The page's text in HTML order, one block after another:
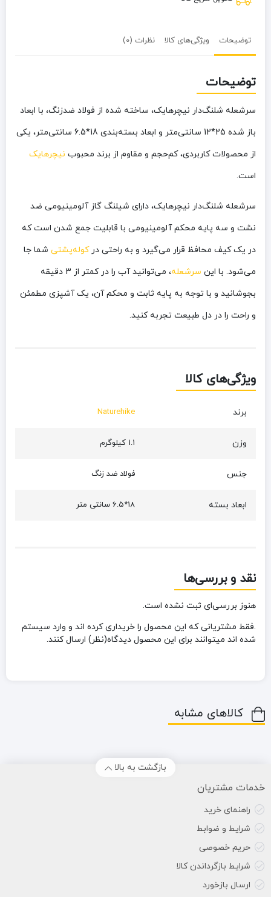
توضیحات ویژگی‌های کالا نظرات (0)
توضیحات
سرشعله شلنگ‌دار نیچرهایک، ساخته شده از فولاد ضدزنگ، با ابعاد
باز شده 25*12 سانتی‌متر و ابعاد بسته‌بندی 18*6.5 سانتی‌متر، یکی
از محصولات کاربردی، کم‌حجم و مقاوم از برند محبوب نیچرهایک
است.
سرشعله شلنگ‌دار نیچرهایک، دارای شیلنگ گاز آلومینیومی ضد
نشت و سه پایه محکم آلومینیومی با قابلیت جمع شدن است که
در یک کیف محافظ قرار می‌گیرد و به راحتی درکوله‌پشتی شما جا
می‌شود. با این سرشعله
، می‌توانید آب را در کمتر از 3 دقیقه
بجوشانید و با توجه به پایه ثابت و محکم آن، یک آشپزی مطمئن
و راحت را در دل طبیعت تجربه کنید.
ویژگی‌های کالا
برند Naturehike
وزن 1.1 کیلوگرم
جنس فولاد ضد زنگ
ابعاد بسته 18*6.5 سانتی متر
نقد و بررسی‌ها
هنوز بررسی‌ای ثبت نشده است.
.فقط مشتریانی که این محصول را خریداری کرده اند و وارد سیستم
شده اند میتوانند برای این محصول دیدگاه(نظر) ارسال کنند.
کالاهای مشابه
بازگشت به بالا
خدمات مشتریان
راهنمای خرید
شرایط و ضوابط
حریم خصوصی
شرایط بازگرداندن کالا
ارسال بازخورد